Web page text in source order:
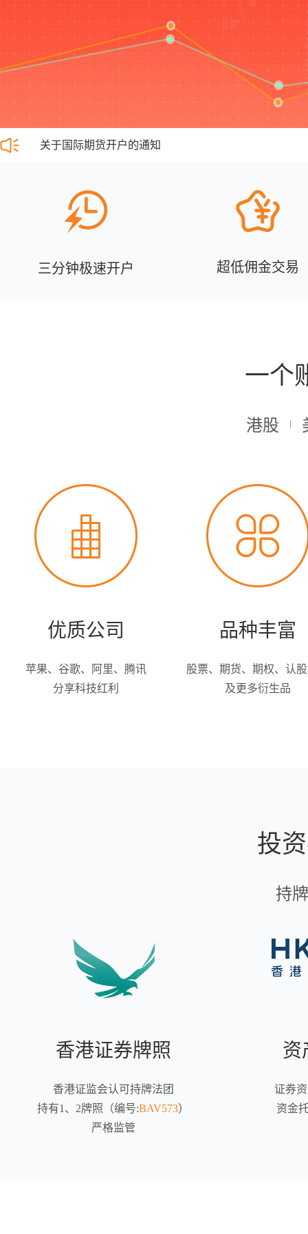
关于国际期货开户的通知
三分钟极速开户 超低佣金交易
一个
港股
优质公司
苹果、谷歌、阿里、腾讯
分享科技红利
品种丰富
股票、期货、期权、认
及更多衍生品
投
持
香港证券牌照
香港证监会认可持牌法团
持有1、2牌照（编号:BAV573）
严格监管
资
证券
资金